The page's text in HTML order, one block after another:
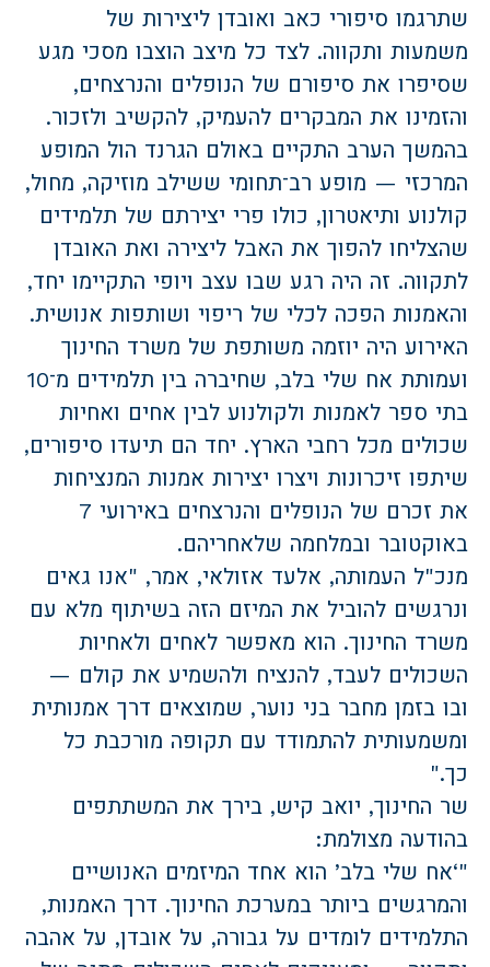
שתרגמו סיפורי כאב ואובדן ליצירות של
משמעות ותקווה. לצד כל מיצב הוצבו מסכי מגע
שסיפרו את סיפורם של הנופלים והנרצחים,
והזמינו את המבקרים להעמיק, להקשיב ולזכור.
בהמשך הערב התקיים באולם הגרנד הול המופע
המרכזי — מופע רב־תחומי ששילב מוזיקה, מחול,
קולנוע ותיאטרון, כולו פרי יצירתם של תלמידים
שהצליחו להפוך את האבל ליצירה ואת האובדן
לתקווה. זה היה רגע שבו עצב ויופי התקיימו יחד,
והאמנות הפכה לכלי של ריפוי ושותפות אנושית.
האירוע היה יוזמה משותפת של משרד החינוך
ועמותת אח שלי בלב, שחיברה בין תלמידים מ־10
בתי ספר לאמנות ולקולנוע לבין אחים ואחיות
שכולים מכל רחבי הארץ. יחד הם תיעדו סיפורים,
שיתפו זיכרונות ויצרו יצירות אמנות המנציחות
את זכרם של הנופלים והנרצחים באירועי 7
באוקטובר ובמלחמה שלאחריהם.
מנכ"ל העמותה, אלעד אזולאי, אמר, "אנו גאים
ונרגשים להוביל את המיזם הזה בשיתוף מלא עם
משרד החינוך. הוא מאפשר לאחים ולאחיות
השכולים לעבד, להנציח ולהשמיע את קולם —
ובו בזמן מחבר בני נוער, שמוצאים דרך אמנותית
ומשמעותית להתמודד עם תקופה מורכבת כל
כך."
שר החינוך, יואב קיש, בירך את המשתתפים
בהודעה מצולמת:
"‘אח שלי בלב’ הוא אחד המיזמים האנושיים
והמרגשים ביותר במערכת החינוך. דרך האמנות,
התלמידים לומדים על גבורה, על אובדן, על אהבה